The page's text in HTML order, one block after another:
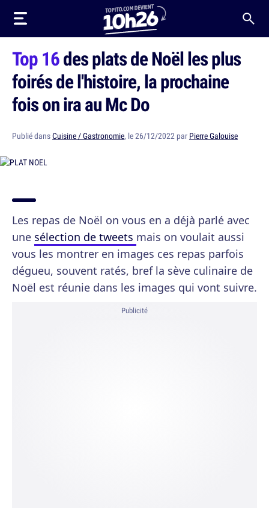
Top 16des plats de Noël les plus
foirés de l'histoire, la prochaine
fois on ira au Mc Do
Publié dansCuisine / Gastronomie, le 26/12/2022 par Pierre Galouise
Les repas de Noël on vous en a déjà parlé avec
une sélection de tweets mais on voulait aussi
vous les montrer en images ces repas parfois
dégueu, souvent ratés, bref la sève culinaire de
Noël est réunie dans les images qui vont suivre.
Publicité